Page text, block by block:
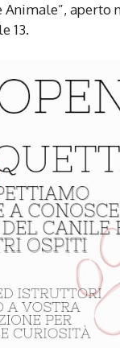
Animale”, aperto
13.